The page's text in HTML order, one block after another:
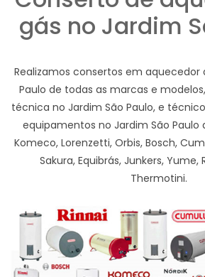
gás no Jardim
Realizamos consertos em aquecedor
Paulo de todas as marcas e
técnica no Jardim São Paulo, e
equipamentos no Jardim São Paulo
Komeco, Lorenzetti, Orbis, Bosch,
Sakura, Equibrás, Junkers, Yume,
Thermotini.